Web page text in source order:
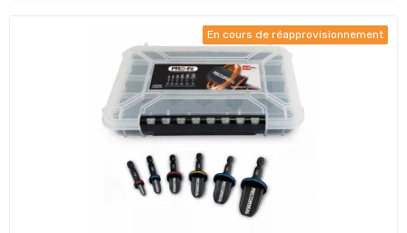
En cours de réapprovisionnement